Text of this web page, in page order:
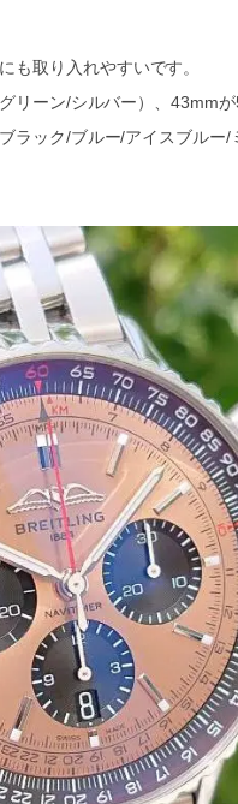
も取り入れやすいです。
リーン/シルバー）、43mm
ラック/ブルー/アイスブルー